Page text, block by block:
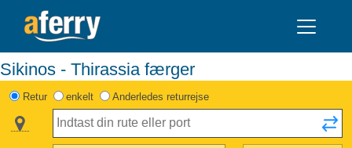
Sikinos - Thirassia færger
Retur enkelt Anderledes returrejse